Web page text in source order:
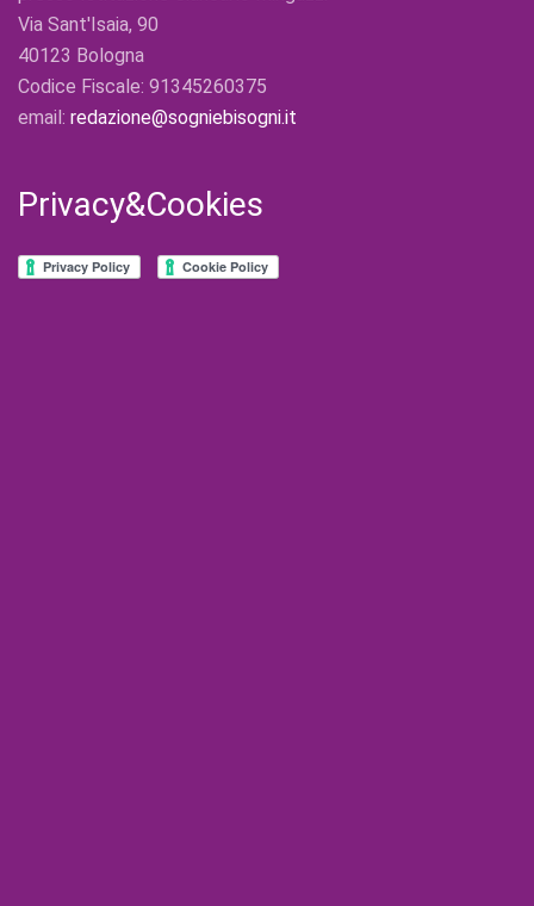
Via Sant'Isaia, 90
40123 Bologna
Codice Fiscale: 91345260375
email: redazione@sogniebisogni.it
Privacy&Cookies